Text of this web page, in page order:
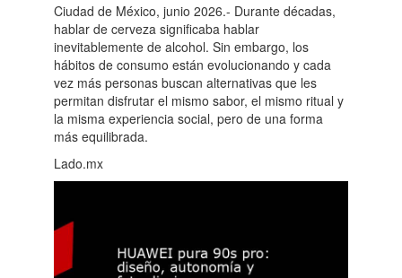
Ciudad de México, junio 2026.- Durante décadas,
hablar de cerveza significaba hablar
inevitablemente de alcohol. Sin embargo, los
hábitos de consumo están evolucionando y cada
vez más personas buscan alternativas que les
permitan disfrutar el mismo sabor, el mismo ritual y
la misma experiencia social, pero de una forma
más equilibrada.
Lado.mx